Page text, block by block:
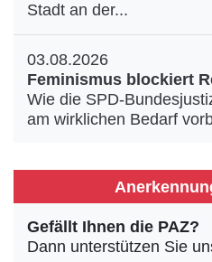
Stadt an der...
03.08.2026
Feminismus blockiert
Wie die SPD-
am wirklichen Bedarf
Gefällt Ihnen die PAZ?
Dann unterstützen Sie